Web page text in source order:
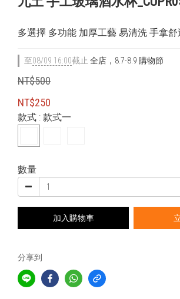
多選擇 多功能 加厚工藝 易清洗 手拿舒
至08/09 16:00截止 全店，8.7-8.9 購物節
NT$500
NT$250
款式 : 款式一
數量
加入購物車
分享到